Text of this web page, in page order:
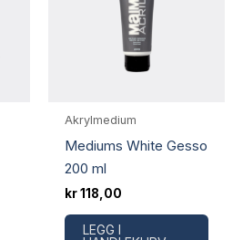
Akrylmedium
Mediums White Gesso
200 ml
kr118,00
LEGG I